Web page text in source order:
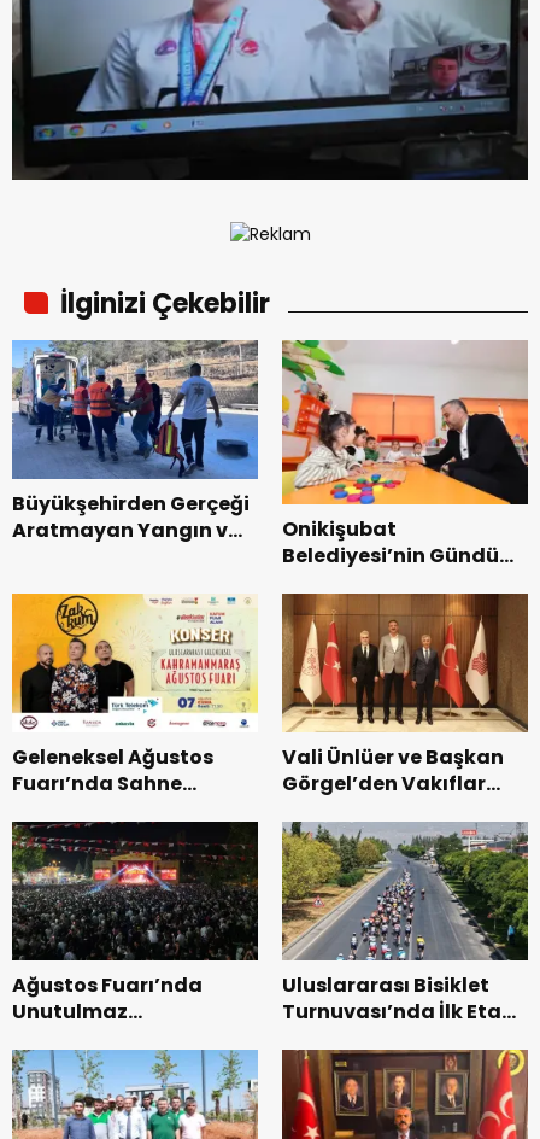
İlginizi Çekebilir
Büyükşehirden Gerçeği
Aratmayan Yangın ve
Onikişubat
Belediyesi’nin Gündüz
dönemin ön kayıtları
başladı.
Geleneksel Ağustos
Fuarı’nda Sahne
Vali Ünlüer ve Başkan
Görgel’den Vakıflar
ziyaret.
Ağustos Fuarı’nda
Unutulmaz
Uluslararası Bisiklet
Turnuvası’nda İlk Etap
Tamamlandı.